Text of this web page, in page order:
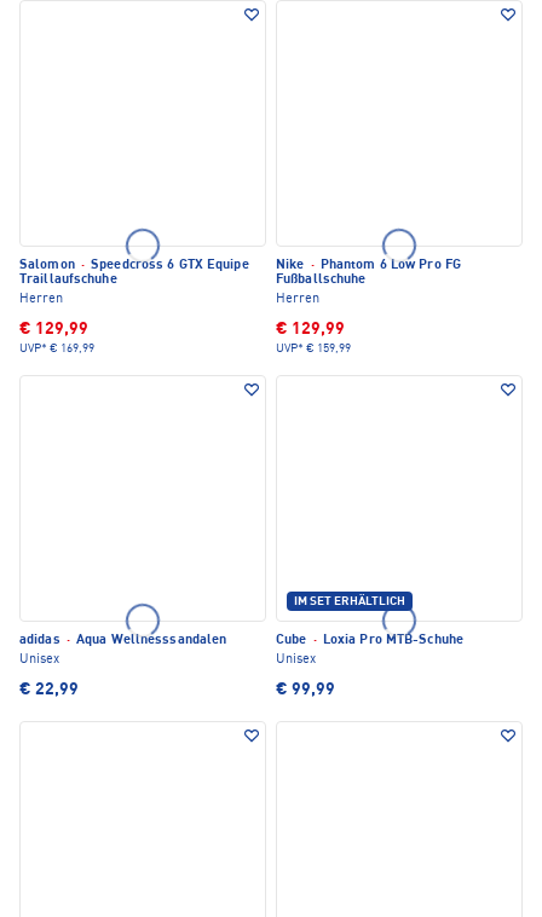
Salomon · Speedcross 6 GTX Equipe
Traillaufschuhe
Herren
€ 129,99
UVP* € 169,99
Nike · Phantom 6 Low Pro FG
Fußballschuhe
Herren
€ 129,99
UVP* € 159,99
adidas · Aqua Wellnesssandalen
Unisex
€ 22,99
IM SET ERHÄLTLICH
Cube · Loxia Pro MTB-Schuhe
Unisex
€ 99,99